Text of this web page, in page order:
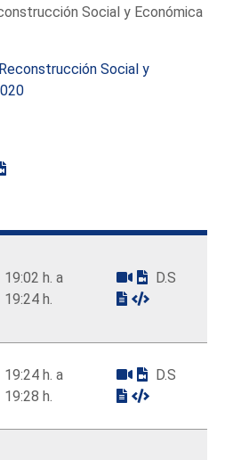
Social y Económica
Social y
19:02 h. a
19:24 h.
D.S
19:24 h. a
19:28 h.
D.S